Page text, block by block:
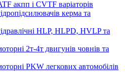
акпп і CVTF варіаторів
керма та
HLP, HLPD, HVLP та
2т-4т двигунів човнів та
PKW легкових автомобілів